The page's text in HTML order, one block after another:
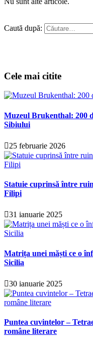
Caută după:
Cele mai citite
Muzeul Brukenthal: 200
Sibiului
25 februarie 2026
Statuie cuprinsă între
Filipi
31 ianuarie 2025
Matrița unei măști ce o
Sicilia
30 ianuarie 2025
Puntea cuvintelor –
române literare